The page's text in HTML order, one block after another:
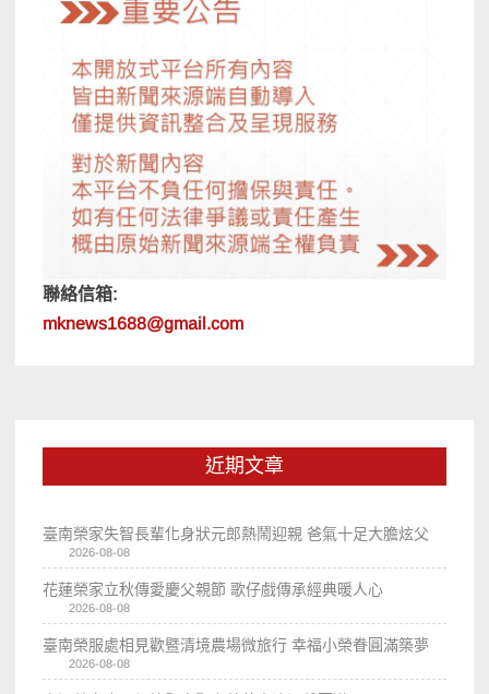
聯絡信箱:
mknews1688@gmail.com
近期文章
臺南榮家失智長輩化身狀元郎熱鬧迎親 爸氣十足大膽炫父
2026-08-08
花蓮榮家立秋傳愛慶父親節 歌仔戲傳承經典暖人心
2026-08-08
臺南榮服處相見歡暨清境農場微旅行 幸福小榮眷圓滿築夢
2026-08-08